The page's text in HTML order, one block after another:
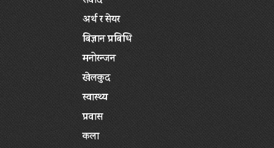
अर्थ र सेयर
बिज्ञान प्रबिधि
मनोरन्जन
खेलकुद
स्वास्थ्य
प्रवास
कला